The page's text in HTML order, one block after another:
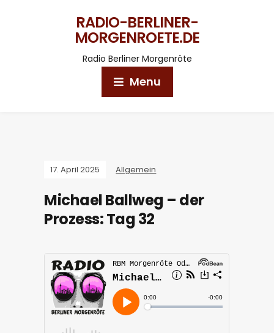
RADIO-BERLINER-
MORGENROETE.DE
Radio Berliner Morgenröte
Menu
17. April 2025 Allgemein
Michael Ballweg – der
Prozess: Tag 32